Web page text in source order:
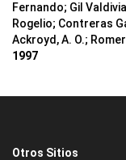
Fernando; Gil
Rogelio; Contreras
Ackroyd, A. O.;
1997
Otros Sitios